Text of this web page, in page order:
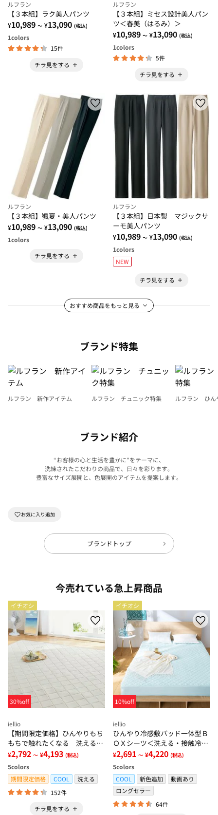
ルフラン
【３本組】ラク美人パンツ
¥10,989 ～ ¥13,090 (税込)
1colors
15件
チラ見をする
ルフラン
【３本組】ミセス設計美人パン
ツ＜春美（はるみ）＞
¥10,989 ～ ¥13,090 (税込)
1colors
5件
チラ見をする
ルフラン
【３本組】颯夏・美人パンツ
¥10,989 ～ ¥13,090 (税込)
1colors
チラ見をする
ルフラン
【３本組】日本製 マジックサ
ーモ美人パンツ
¥10,989 ～ ¥13,090 (税込)
1colors
NEW
チラ見をする
おすすめ商品をもっと見る
ブランド特集
ルフラン 新作アイテム ルフラン チュニック特集 ルフラン ひん
ブランド紹介
“お客様の心と生活を豊かに”をテーマに、
洗練されたこだわりの商品で、日々を彩ります。
豊富なサイズ展開と、色展開のアイテムを提案します。
ブランドトップ
今売れている急上昇商品
イチオシ
30%off
iellio
【期間限定価格】ひんやりもち
もちで触れたくなる 洗えるラ
グ＜低反発・滑りにくい・接触
冷感・防ダニ・カーペット＞
¥2,792 ～ ¥4,193 (税込)
5colors
期間限定価格
COOL
洗える
152件
チラ見をする
イチオシ
10%off
iellio
ひんやり冷感敷パッド一体型Ｂ
ＯＸシーツ＜洗える・接触冷
感・抗菌防臭・時短・家事楽・
ボックスシーツ・寝苦しさ対策
＞
¥2,691 ～ ¥4,220 (税込)
5colors
COOL
新色追加
動画あり
ロングセラー
64件